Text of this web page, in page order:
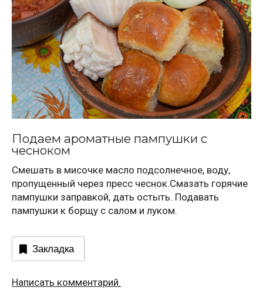
Подаем ароматные пампушки с
чесноком
Смешать в мисочке масло подсолнечное, воду,
пропущенный через пресс чеснок.Смазать горячие
пампушки заправкой, дать остыть. Подавать
пампушки к борщу с салом и луком.
Закладка
Написать комментарий.